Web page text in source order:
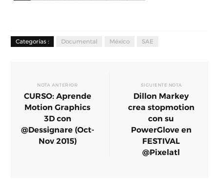
Categorías : Documental México SAE
NOTA ANTERIOR
CURSO: Aprende
Motion Graphics
3D con
@Dessignare (Oct-
Nov 2015)
SIGUIENTE NOTA
Dillon Markey
crea stopmotion
con su
PowerGlove en
FESTIVAL
@Pixelatl